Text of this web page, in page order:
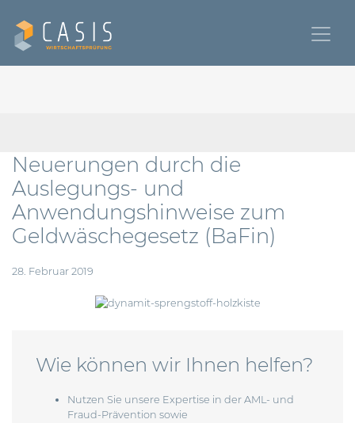
Neuerungen durch die
Auslegungs- und
Anwendungshinweise zum
Geldwäschegesetz (BaFin)
28. Februar 2019
Wie können wir Ihnen helfen?
Nutzen Sie unsere Expertise in der AML- und
Fraud-Prävention sowie